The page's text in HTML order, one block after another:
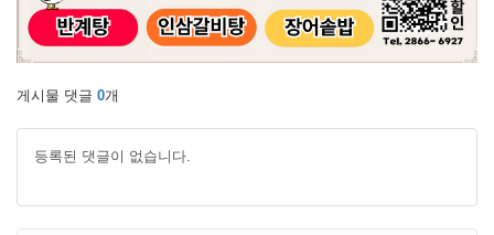
게시물 댓글 0개
등록된 댓글이 없습니다.